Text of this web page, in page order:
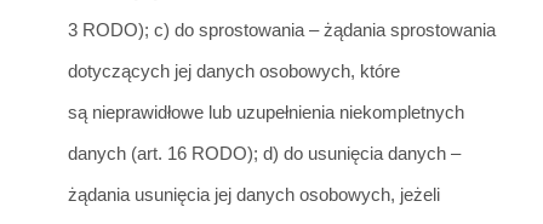
3 RODO); c) do sprostowania – żądania sprostowania
dotyczących jej danych osobowych, które
są nieprawidłowe lub uzupełnienia niekompletnych
danych (art. 16 RODO); d) do usunięcia danych –
żądania usunięcia jej danych osobowych, jeżeli